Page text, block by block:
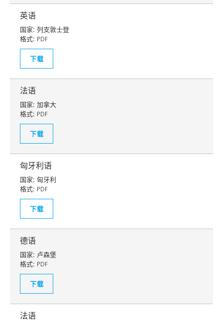
英语
国家: 列支敦士登
格式: PDF
下载
法语
国家: 加拿大
格式: PDF
下载
匈牙利语
国家: 匈牙利
格式: PDF
下载
德语
国家: 卢森堡
格式: PDF
下载
法语